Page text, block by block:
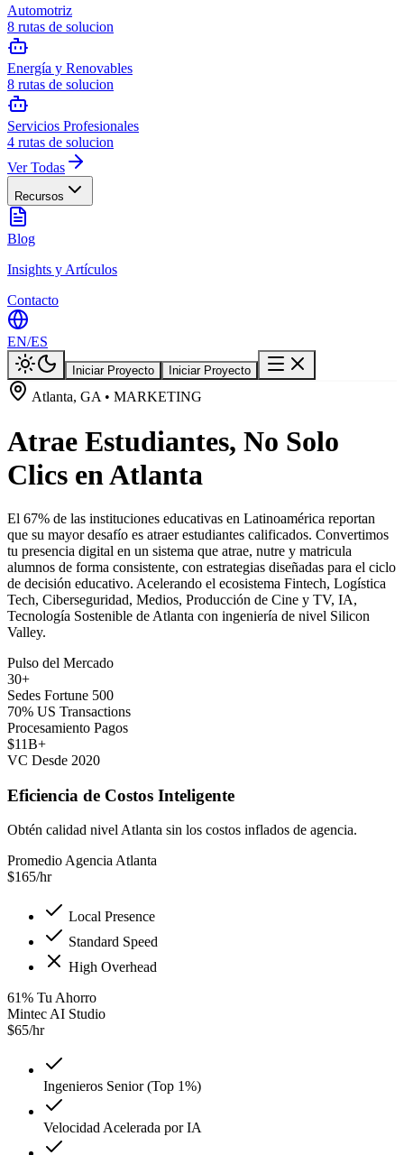
Automotriz
8 rutas de solucion
Energía y Renovables
8 rutas de solucion
Servicios Profesionales
4 rutas de solucion
Ver Todas
Recursos
Blog
Insights y Artículos
Contacto
EN/ES
Iniciar Proyecto Iniciar Proyecto
Atlanta, GA • MARKETING
Atrae Estudiantes, No Solo
Clics en Atlanta
El 67% de las instituciones educativas en Latinoamérica reportan
que su mayor desafío es atraer estudiantes calificados. Convertimos
tu presencia digital en un sistema que atrae, nutre y matricula
alumnos de forma consistente, con estrategias diseñadas para el ciclo
de decisión educativo. Acelerando el ecosistema Fintech, Logística
Tech, Ciberseguridad, Medios, Producción de Cine y TV, IA,
Tecnología Sostenible de Atlanta con ingeniería de nivel Silicon
Valley.
Pulso del Mercado
30+
Sedes Fortune 500
70% US Transactions
Procesamiento Pagos
$11B+
VC Desde 2020
Eficiencia de Costos Inteligente
Obtén calidad nivel Atlanta sin los costos inflados de agencia.
Promedio Agencia Atlanta
$165/hr
Local Presence
Standard Speed
High Overhead
61% Tu Ahorro
Mintec AI Studio
$65/hr
Ingenieros Senior (Top 1%)
Velocidad Acelerada por IA